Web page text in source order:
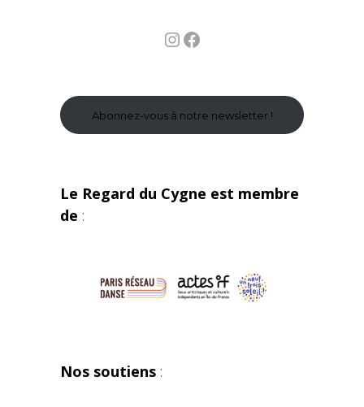
InstagramFacebook
Abonnez-vous à notre newsletter !
Le Regard du Cygne est membre
de :
Nos soutiens :